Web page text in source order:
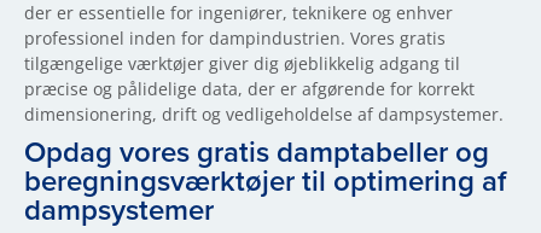
der er essentielle for ingeniører, teknikere og enhver
professionel inden for dampindustrien. Vores gratis
tilgængelige værktøjer giver dig øjeblikkelig adgang til
præcise og pålidelige data, der er afgørende for korrekt
dimensionering, drift og vedligeholdelse af dampsystemer.
Opdag vores gratis damptabeller og
beregningsværktøjer til optimering af
dampsystemer